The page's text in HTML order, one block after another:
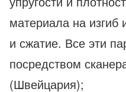
материала на изгиб
и сжатие. Все эти
посредством
(Швейцария);